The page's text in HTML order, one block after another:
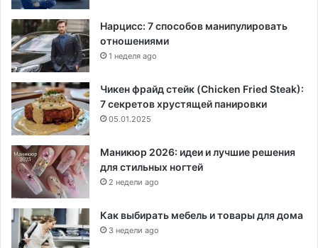
Нарцисс: 7 способов манипулировать
отношениями
1 неделя ago
Чикен фрайд стейк (Chicken Fried Steak):
7 секретов хрустящей панировки
05.01.2025
Маникюр 2026: идеи и лучшие решения
для стильных ногтей
2 недели ago
Как выбирать мебель и товары для дома
3 недели ago